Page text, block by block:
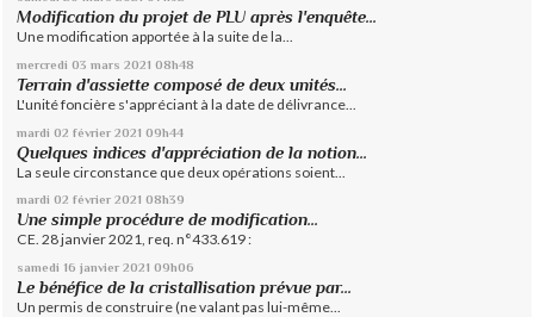
Modification du projet de PLU après l'enquête...
Une modification apportée à la suite de la...
mercredi 03 mars 2021 08h48
Terrain d'assiette composé de deux unités...
L'unité foncière s'appréciant à la date de délivrance...
mardi 02 février 2021 09h44
Quelques indices d'appréciation de la notion...
La seule circonstance que deux opérations soient...
mardi 02 février 2021 08h39
Une simple procédure de modification...
CE. 28 janvier 2021, req. n°433.619 :
samedi 16 janvier 2021 09h06
Le bénéfice de la cristallisation prévue par...
Un permis de construire (ne valant pas lui-même...